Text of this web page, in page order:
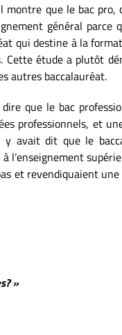
que le bac
général
qui destine à la
Cette étude a plutôt
autres baccalauréat.
que le bac
professionnels, et
avait dit que le
l’enseignement
et revendiquaient
»